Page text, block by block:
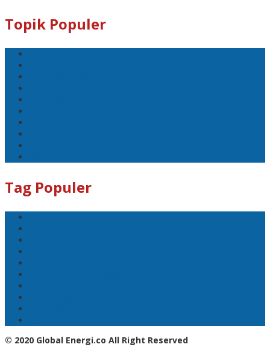
Topik Populer
Tag Populer
© 2020 Global Energi.co All Right Reserved